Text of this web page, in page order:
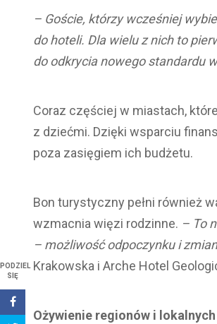
PODZIEL
SIĘ
– Goście, którzy wcześniej
do hoteli. Dla wielu z nich to
do odkrycia nowego standardu
Coraz częściej w miastach,
z dziećmi. Dzięki wsparciu
poza zasięgiem ich budżetu.
Bon turystyczny pełni również
wzmacnia więzi rodzinne. – To
– możliwość odpoczynku i
Krakowska i Arche Hotel
Ożywienie regionów i